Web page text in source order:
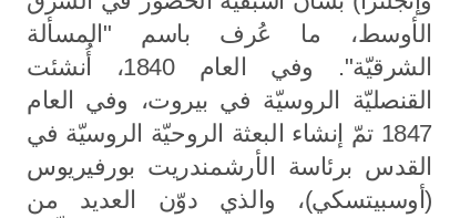
الأوسط، ما عُرف باسم "المسألة
الشرقيّة". وفي العام 1840، أُنشئت
القنصليّة الروسيّة في بيروت، وفي العام
1847 تمّ إنشاء البعثة الروحيّة الروسيّة في
القدس برئاسة الأرشمندريت بورفيريوس
(أوسبيتسكي)، والذي دوّن العديد من